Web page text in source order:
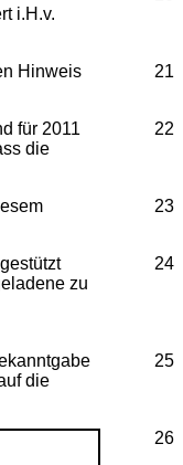
i.H.v.
21
Hinweis
22
für 2011
die
23
24
zu
25
die
26